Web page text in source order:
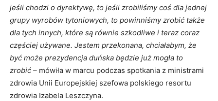
jeśli chodzi o dyrektywę, to jeśli zrobiliśmy coś dla jednej
grupy wyrobów tytoniowych, to powinniśmy zrobić także
dla tych innych, które są równie szkodliwe i teraz coraz
częściej używane. Jestem przekonana, chciałabym, że
być może prezydencja duńska będzie już mogła to
zrobić – mówiła w marcu podczas spotkania z ministrami
zdrowia Unii Europejskiej szefowa polskiego resortu
zdrowia Izabela Leszczyna.